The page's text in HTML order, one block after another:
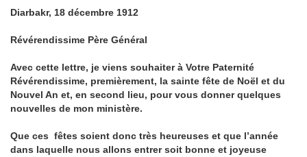
Diarbakr, 18 décembre 1912
Révérendissime Père Général
Avec cette lettre, je viens souhaiter à Votre Paternité
Révérendissime, premièrement, la sainte fête de Noël et du
Nouvel An et, en second lieu, pour vous donner quelques
nouvelles de mon ministère.
Que ces fêtes soient donc très heureuses et que l’année
dans laquelle nous allons entrer soit bonne et joyeuse